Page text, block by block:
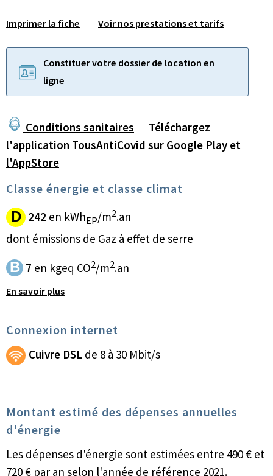
Imprimer la fiche Voir nos prestations et tarifs
Constituer votre dossier de location en
ligne
Conditions sanitaires Téléchargez
l'application TousAntiCovid sur Google Play et
l'AppStore
Classe énergie et classe climat
D 242 en kWhEP/m2.an
dont émissions de Gaz à effet de serre
B 7 en kgeq CO2/m2.an
En savoir plus
Connexion internet
Cuivre DSL de 8 à 30 Mbit/s
Montant estimé des dépenses annuelles
d'énergie
Les dépenses d'énergie sont estimées entre 490 € et
720 € par an selon l'année de référence 2021.